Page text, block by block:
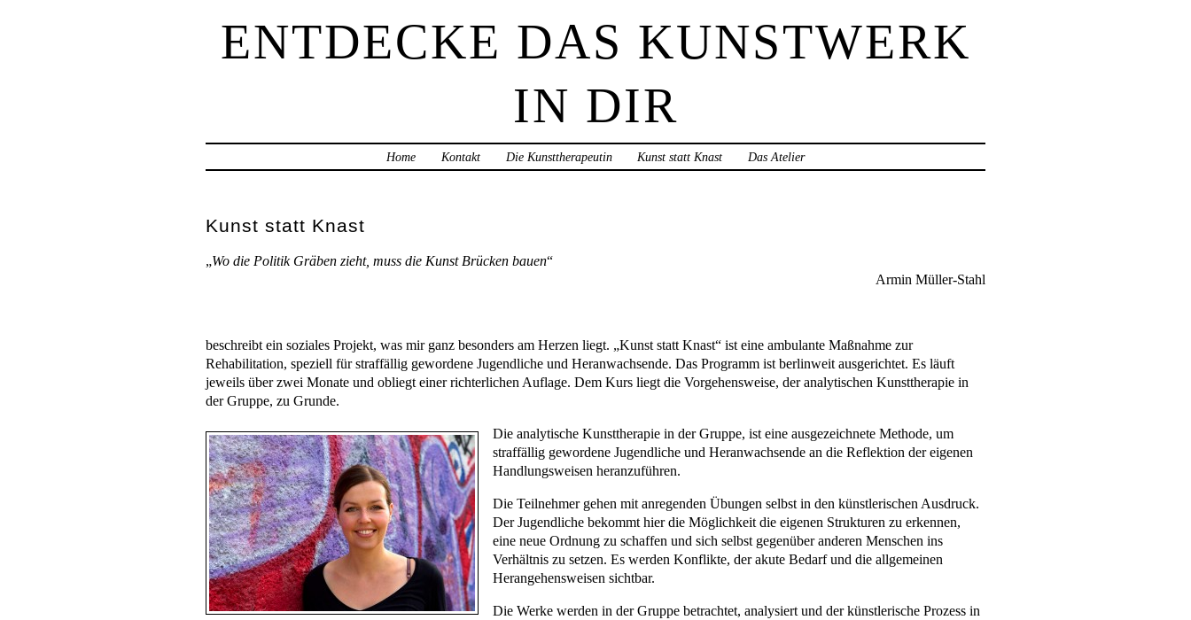
ENTDECKE DAS KUNSTWERK
IN DIR
Home Kontakt Die Kunsttherapeutin Kunst statt Knast Das Atelier
Kunst statt Knast
„Wo die Politik Gräben zieht, muss die Kunst Brücken bauen“
Armin Müller-Stahl
beschreibt ein soziales Projekt, was mir ganz besonders am Herzen liegt. „Kunst statt Knast“ ist eine ambulante Maßnahme zur
Rehabilitation, speziell für straffällig gewordene Jugendliche und Heranwachsende. Das Programm ist berlinweit ausgerichtet. Es läuft
jeweils über zwei Monate und obliegt einer richterlichen Auflage. Dem Kurs liegt die Vorgehensweise, der analytischen Kunsttherapie in
der Gruppe, zu Grunde.
Die analytische Kunsttherapie in der Gruppe, ist eine ausgezeichnete Methode, um
straffällig gewordene Jugendliche und Heranwachsende an die Reflektion der eigenen
Handlungsweisen heranzuführen.
Die Teilnehmer gehen mit anregenden Übungen selbst in den künstlerischen Ausdruck.
Der Jugendliche bekommt hier die Möglichkeit die eigenen Strukturen zu erkennen,
eine neue Ordnung zu schaffen und sich selbst gegenüber anderen Menschen ins
Verhältnis zu setzen. Es werden Konflikte, der akute Bedarf und die allgemeinen
Herangehensweisen sichtbar.
Die Werke werden in der Gruppe betrachtet, analysiert und der künstlerische Prozess in